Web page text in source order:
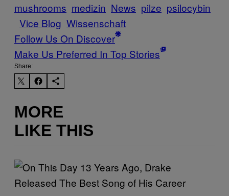
mushrooms medizin News pilze psilocybin
Vice Blog Wissenschaft
Follow Us On Discover
Make Us Preferred In Top Stories
Share:
MORE
LIKE THIS